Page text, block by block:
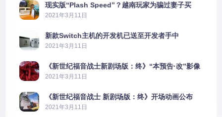
现实版“Plash Speed”？越南玩家为骗过妻子买
PS5上演好戏
2021年3月11日
新款Switch主机的开发机已送至开发者手中
2021年3月11日
《新世纪福音战士新剧场版：终》“本预告·改”影像
公开
2021年3月11日
《新世纪福音战士 新剧场版：终》开场动画公布
2021年3月11日